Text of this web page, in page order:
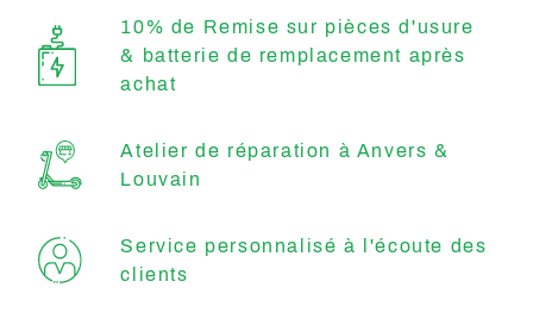
10% de Remise sur pièces d'usure
& batterie de remplacement après
achat
Atelier de réparation à Anvers &
Louvain
Service personnalisé à l'écoute des
clients